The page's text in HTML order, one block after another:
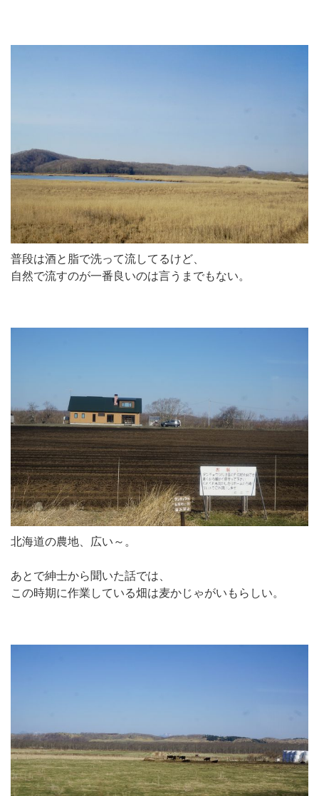
普段は酒と脂で洗って流してるけど、
自然で流すのが一番良いのは言うまでもない。
北海道の農地、広い～。
あとで紳士から聞いた話では、
この時期に作業している畑は麦かじゃがいもらしい。